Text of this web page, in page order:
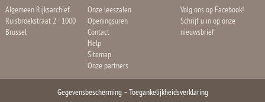
Algemeen Rijksarchief
Ruisbroekstraat 2 - 1000
Brussel
Onze leeszalen
Openingsuren
Contact
Help
Sitemap
Onze partners
Volg ons op Facebook!
Schrijf u in op onze
nieuwsbrief
Gegevensbescherming–Toegankelijkheidsverklaring